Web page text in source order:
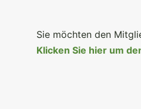
Sie möchten den
Klicken Sie hier um